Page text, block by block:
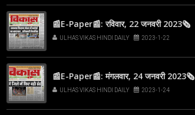
📰E-Paper📰: रविवार, 22 जनवरी 2023🗞
ULHAS VIKAS HINDI DAILY 2023-1-22
📰E-Paper📰: मंगलवार, 24 जनवरी 2023🗞
ULHAS VIKAS HINDI DAILY 2023-1-24